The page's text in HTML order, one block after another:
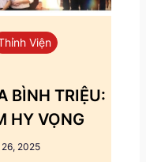
Viện
BÌNH TRIỆU:
HY VỌNG
2025